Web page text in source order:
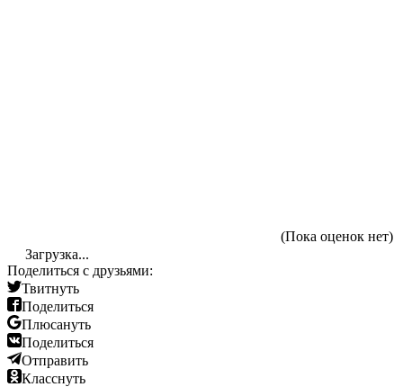
(Пока оценок нет)
Загрузка...
Поделиться с друзьями:
Твитнуть
Поделиться
Плюсануть
Поделиться
Отправить
Класснуть